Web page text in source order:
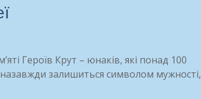
Героїв Крут – юнаків, які понад 100
залишиться символом мужності,